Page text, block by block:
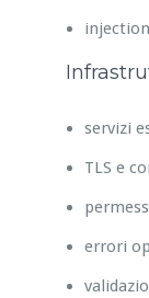
servizi
TLS e
errori